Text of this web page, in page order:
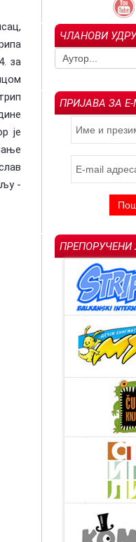
Арсенијевић –
Ин
за
је
-
ЧЛАНОВИ
ПРИЈАВА ЗА
ПРЕПОРУЧЕНИ